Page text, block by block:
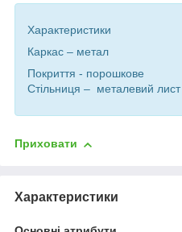
Характеристики
Каркас – метал
Покриття - порошкове
Стільниця – металевий лист
Приховати
Характеристики